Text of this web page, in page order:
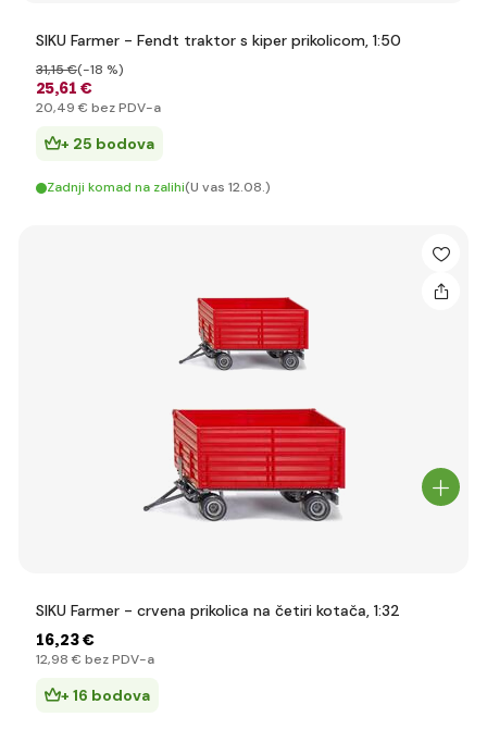
SIKU Farmer - Fendt traktor s kiper prikolicom, 1:50
25,61 €
31,15 €(-18 %)
20,49 € bez PDV-a
+ 25 bodova
Zadnji komad na zalihi(U vas 12.08.)
SIKU Farmer - crvena prikolica na četiri kotača, 1:32
16,23 €
12,98 € bez PDV-a
+ 16 bodova